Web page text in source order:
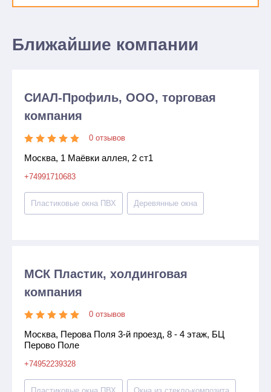
Ближайшие компании
СИАЛ-Профиль, ООО, торговая
компания
0 отзывов
Москва, 1 Маёвки аллея, 2 ст1
+74991710683
Пластиковые окна ПВХ Деревянные окна
МСК Пластик, холдинговая
компания
0 отзывов
Москва, Перова Поля 3-й проезд, 8 - 4 этаж, БЦ
Перово Поле
+74952239328